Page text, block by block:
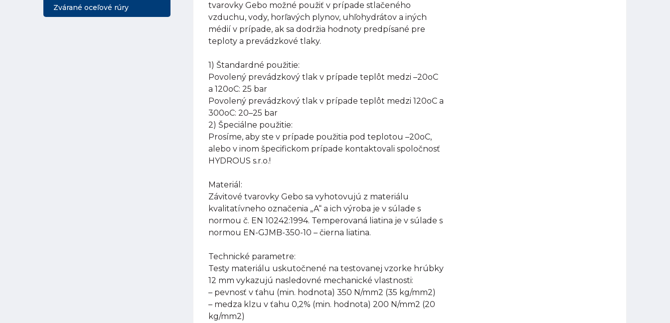
Zvárané oceľové rúry
tvarovky Gebo možné použiť v prípade stlačeného
vzduchu, vody, horľavých plynov, uhľohydrátov a iných
médií v prípade, ak sa dodržia hodnoty predpísané pre
teploty a prevádzkové tlaky.
1) Štandardné použitie:
Povolený prevádzkový tlak v prípade teplôt medzi –20oC
a 120oC: 25 bar
Povolený prevádzkový tlak v prípade teplôt medzi 120oC a
300oC: 20–25 bar
2) Špeciálne použitie:
Prosíme, aby ste v prípade použitia pod teplotou –20oC,
alebo v inom špecifickom prípade kontaktovali spoločnosť
HYDROUS s.r.o.!
Materiál:
Závitové tvarovky Gebo sa vyhotovujú z materiálu
kvalitatívneho označenia „A“ a ich výroba je v súlade s
normou č. EN 10242:1994. Temperovaná liatina je v súlade s
normou EN-GJMB-350-10 – čierna liatina.
Technické parametre:
Testy materiálu uskutočnené na testovanej vzorke hrúbky
12 mm vykazujú nasledovné mechanické vlastnosti:
– pevnosť v ťahu (min. hodnota) 350 N/mm2 (35 kg/mm2)
– medza klzu v ťahu 0,2% (min. hodnota) 200 N/mm2 (20
kg/mm2)